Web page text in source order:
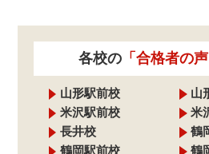
各校の 「合格者の声
山形駅前校
山
米沢駅前校
米
長井校
鶴
鶴岡駅前校
鶴